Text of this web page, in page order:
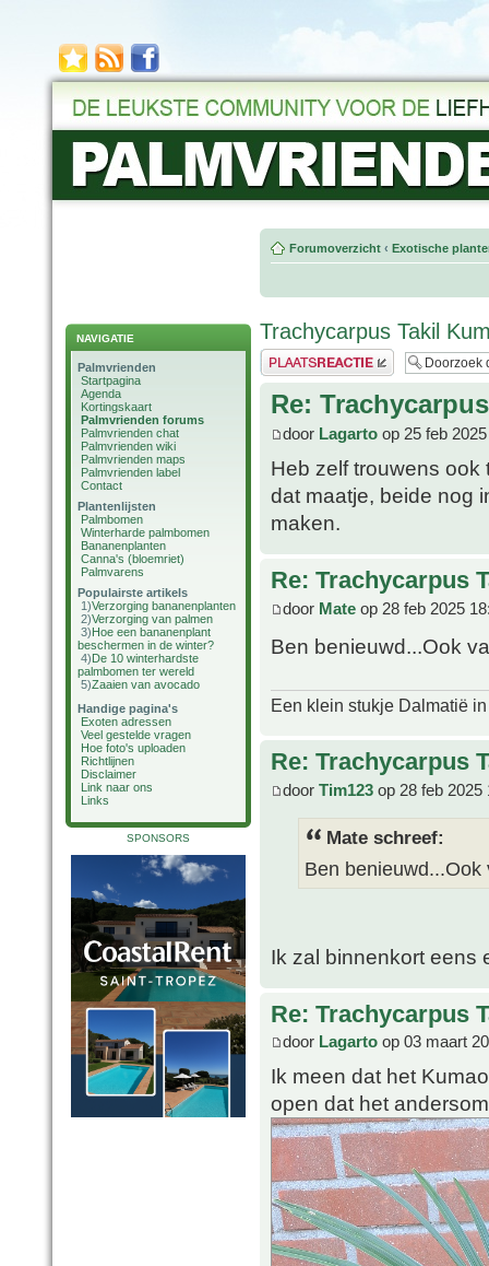
NAVIGATIE
Palmvrienden
Startpagina
Agenda
Kortingskaart
Palmvrienden forums
Palmvrienden chat
Palmvrienden wiki
Palmvrienden maps
Palmvrienden label
Contact
Plantenlijsten
Palmbomen
Winterharde palmbomen
Bananenplanten
Canna's (bloemriet)
Palmvarens
Populairste artikels
1)Verzorging bananenplanten
2)Verzorging van palmen
3)Hoe een bananenplant
beschermen in de winter?
4)De 10 winterhardste
palmbomen ter wereld
5)Zaaien van avocado
Handige pagina's
Exoten adressen
Veel gestelde vragen
Hoe foto's uploaden
Richtlijnen
Disclaimer
Link naar ons
Links
SPONSORS
Forumoverzicht ‹ Exotische
Trachycarpus Takil
Plaats een reactie
Re:
door Lagarto op 25 feb
Heb zelf trouwens
dat maatje, beide nog
maken.
Re: Trachycarpus
door Mate op 28 feb 2025
Ben benieuwd...Ook
Een klein stukje Dalmatië
Re: Trachycarpus
door Tim123 op 28 feb 2025
Mate schreef:
Ben
Ik zal binnenkort eens
Re: Trachycarpus
door Lagarto op 03 maart
Ik meen dat het
open dat het